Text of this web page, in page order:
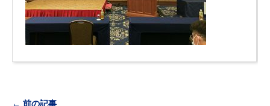
← 前の記事